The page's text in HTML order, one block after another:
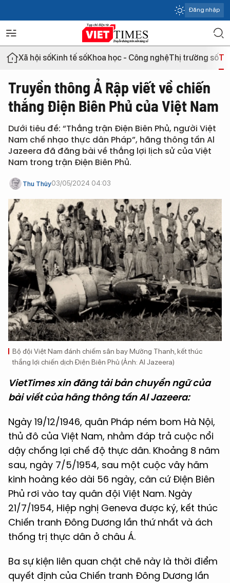
Đăng nhập
Xã hội sốKinh tế sốKhoa học - Công nghệThị trường số
Truyền thông Ả Rập viết về chiến
thắng Điện Biên Phủ của Việt Nam
Dưới tiêu đề: “Thắng trận Điện Biên Phủ, người Việt
Nam chế nhạo thực dân Pháp”, hãng thông tấn Al
Jazeera đã đăng bài về thắng lợi lịch sử của Việt
Nam trong trận Điện Biên Phủ.
Thu Thủy03/05/2024 04:03
Bộ đội Việt Nam đánh chiếm sân bay Mường Thanh, kết thúc
thắng lợi chiến dịch Điện Biên Phủ (Ảnh: Al Jazeera)
VietTimes xin đăng tải bản chuyển ngữ của
bài viết của hãng thông tấn Al Jazeera:
Ngày 19/12/1946, quân Pháp ném bom Hà Nội,
thủ đô của Việt Nam, nhằm đáp trả cuộc nổi
dậy chống lại chế độ thực dân. Khoảng 8 năm
sau, ngày 7/5/1954, sau một cuộc vây hãm
kinh hoàng kéo dài 56 ngày, căn cứ Điện Biên
Phủ rơi vào tay quân đội Việt Nam. Ngày
21/7/1954, Hiệp nghị Geneva được ký, kết thúc
Chiến tranh Đông Dương lần thứ nhất và ách
thống trị thực dân ở châu Á.
Ba sự kiện liên quan chặt chẽ này là thời điểm
quyết định của Chiến tranh Đông Dương lần